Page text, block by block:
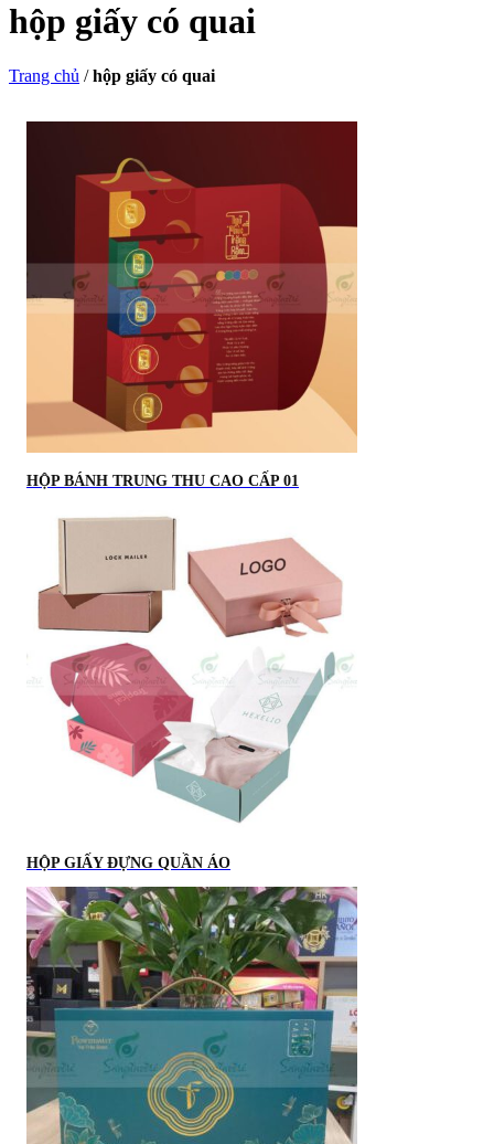
hộp giấy có quai
Trang chủ /hộp giấy có quai
HỘP BÁNH TRUNG THU CAO CẤP 01
HỘP GIẤY ĐỰNG QUẦN ÁO